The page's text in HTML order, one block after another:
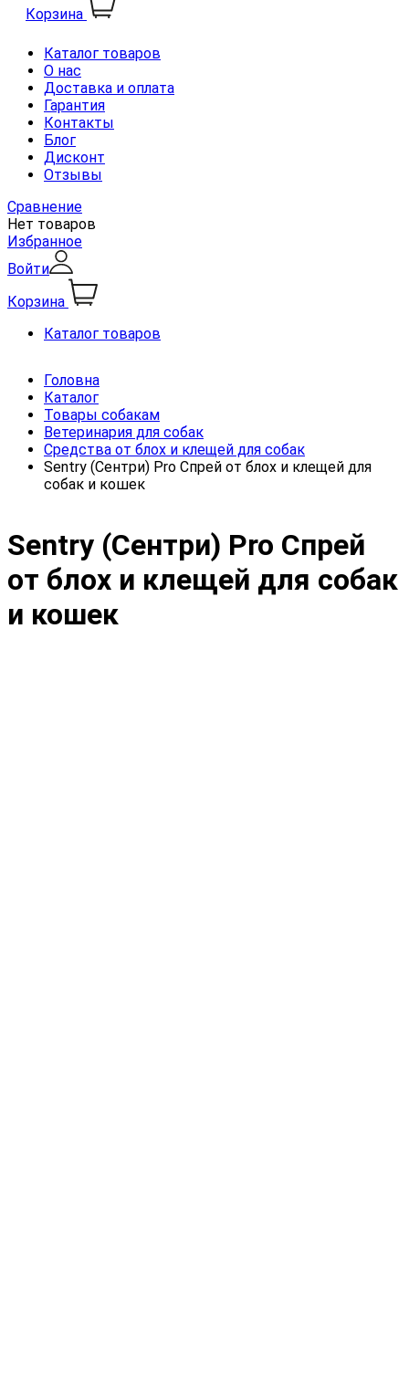
Корзина
Каталог товаров
О нас
Доставка и оплата
Гарантия
Контакты
Блог
Дисконт
Отзывы
Сравнение
Нет товаров
Избранное
Войти
Корзина
Каталог товаров
Головна
Каталог
Товары собакам
Ветеринария для собак
Средства от блох и клещей для собак
Sentry (Сентри) Pro Cпрей от блох и клещей для
собак и кошек
Sentry (Сентри) Pro Cпрей
от блох и клещей для собак
и кошек